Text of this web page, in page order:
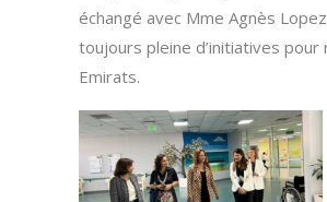
échangé avec Mme Agnès
toujours pleine d’initiatives
Emirats.